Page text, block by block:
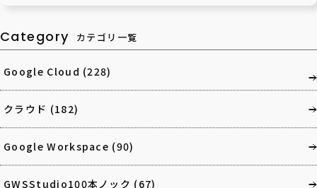
Category カテゴリ一覧
Google Cloud (228)
クラウド (182)
Google Workspace (90)
GWSStudio100本ノック (67)